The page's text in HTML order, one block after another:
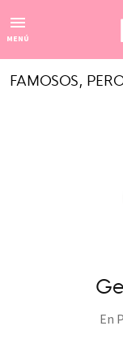
MENÚ
FAMOSOS,
En